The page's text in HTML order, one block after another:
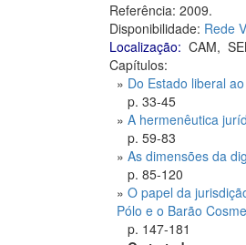
Referência: 2009.
Disponibilidade: Rede
Localização: CAM,
Capítulos:
» Do Estado liberal
p. 33-45
» A hermenêutica
p. 59-83
» As dimensões da
p. 85-120
» O papel da
Pólo e o Barão
p. 147-181